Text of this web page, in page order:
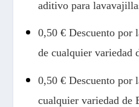
aditivo para
0,50 € Descuento por
de cualquier variedad
0,50 € Descuento por
cualquier variedad de